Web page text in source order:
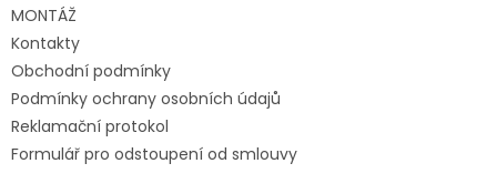
MONTÁŽ
Kontakty
Obchodní podmínky
Podmínky ochrany osobních údajů
Reklamační protokol
Formulář pro odstoupení od smlouvy